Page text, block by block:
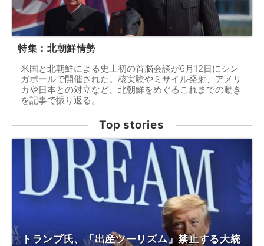
特集：北朝鮮情勢
米国と北朝鮮による史上初の首脳会談が6月12日にシン
ガポールで開催された。核実験やミサイル発射、アメリ
カや日本との対立など、北朝鮮をめぐるこれまでの動き
を記事で振り返る。
Top stories
トランプ氏、「出産ツーリズム」禁止する大統